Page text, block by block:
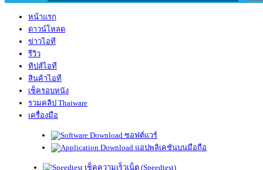
หน้าแรก
ดาวน์โหลด
ข่าวไอที
รีวิว
ทิปส์ไอที
สินค้าไอที
เช็ครอบหนัง
รวมคลิป Thaiware
เครื่องมือ
ซอฟต์แวร์
แอปพลิเคชันบนมือถือ
เช็คความเร็วเน็ต (Speedtest)